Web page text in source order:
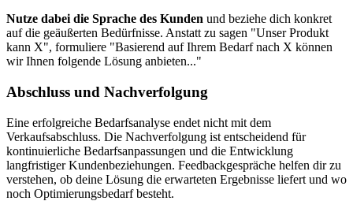
Nutze dabei die Sprache des Kunden und beziehe dich konkret
auf die geäußerten Bedürfnisse. Anstatt zu sagen "Unser Produkt
kann X", formuliere "Basierend auf Ihrem Bedarf nach X können
wir Ihnen folgende Lösung anbieten..."
Abschluss und Nachverfolgung
Eine erfolgreiche Bedarfsanalyse endet nicht mit dem
Verkaufsabschluss. Die Nachverfolgung ist entscheidend für
kontinuierliche Bedarfsanpassungen und die Entwicklung
langfristiger Kundenbeziehungen. Feedbackgespräche helfen dir zu
verstehen, ob deine Lösung die erwarteten Ergebnisse liefert und wo
noch Optimierungsbedarf besteht.